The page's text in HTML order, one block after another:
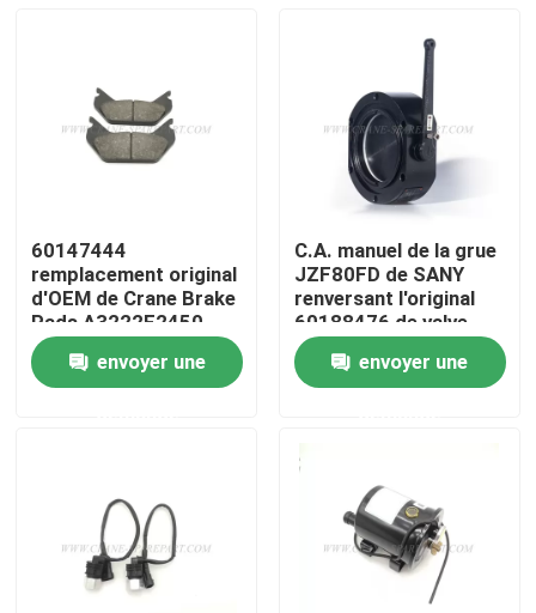
Visite d'usine
Contact
nouvelles
Pièces de rechange de grue
Crane Electrical Parts
60147444
remplacement original
d'OEM de Crane Brake
Pads A3222F2450
envoyer une
C.A. manuel de la grue
JZF80FD de SANY
renversant l'original
60188476 de valve
envoyer une